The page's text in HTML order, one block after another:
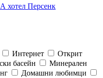
хотел Персенк
Интернет
Открит
басейн
Минерален
Домашни любимци